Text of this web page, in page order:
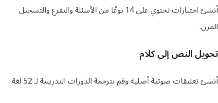
أنشئ اختبارات تحتوي على 14 نوعًا من الأسئلة والتفرع والتسجيل
المرن.
تحويل النص إلى كلام
أنشئ تعليقات صوتية أصلية وقم بترجمة الدورات التدريبية لـ 52 لغة.